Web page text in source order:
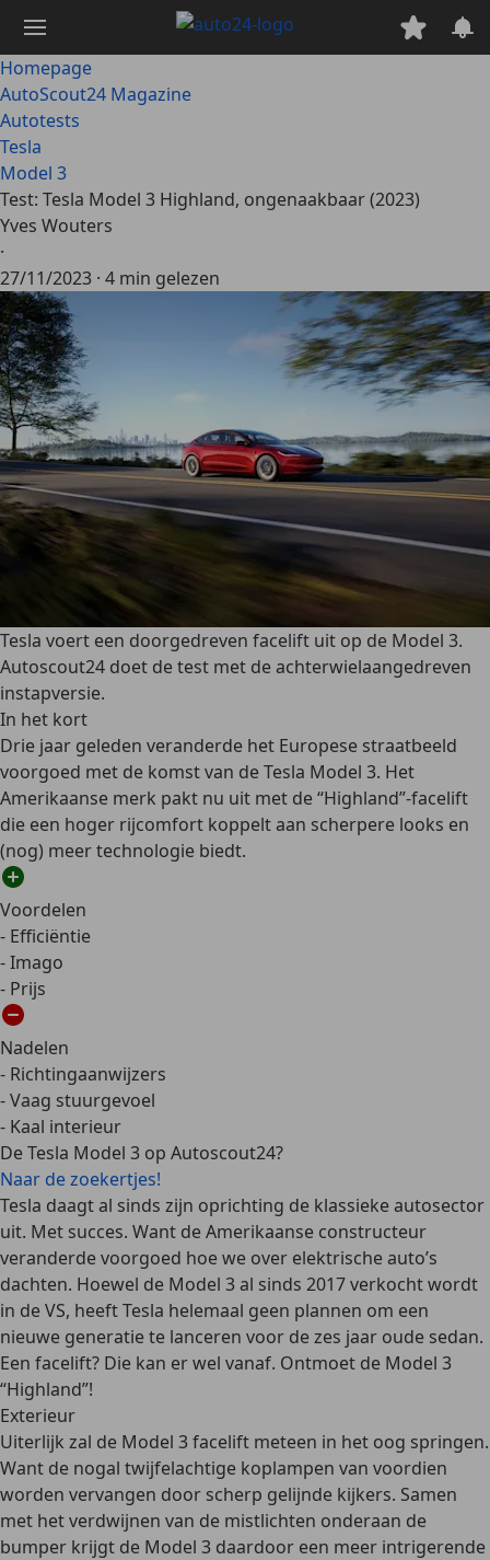
naar
hoofdinhoud
Homepage
AutoScout24 Magazine
Autotests
Tesla
Model 3
Test: Tesla Model 3 Highland, ongenaakbaar (2023)
Yves Wouters
·
27/11/2023 · 4 min gelezen
Tesla voert een doorgedreven facelift uit op de Model 3.
Autoscout24 doet de test met de achterwielaangedreven
instapversie.
In het kort
Drie jaar geleden veranderde het Europese straatbeeld
voorgoed met de komst van de Tesla Model 3. Het
Amerikaanse merk pakt nu uit met de “Highland”-facelift
die een hoger rijcomfort koppelt aan scherpere looks en
(nog) meer technologie biedt.
Voordelen
- Efficiëntie
- Imago
- Prijs
Nadelen
- Richtingaanwijzers
- Vaag stuurgevoel
- Kaal interieur
De Tesla Model 3 op Autoscout24?
Naar de zoekertjes!
Tesla daagt al sinds zijn oprichting de klassieke autosector
uit. Met succes. Want de Amerikaanse constructeur
veranderde voorgoed hoe we over elektrische auto’s
dachten. Hoewel de Model 3 al sinds 2017 verkocht wordt
in de VS, heeft Tesla helemaal geen plannen om een
nieuwe generatie te lanceren voor de zes jaar oude sedan.
Een facelift? Die kan er wel vanaf. Ontmoet de Model 3
“Highland”!
Exterieur
Uiterlijk zal de Model 3 facelift meteen in het oog springen.
Want de nogal twijfelachtige koplampen van voordien
worden vervangen door scherp gelijnde kijkers. Samen
met het verdwijnen van de mistlichten onderaan de
bumper krijgt de Model 3 daardoor een meer intrigerende